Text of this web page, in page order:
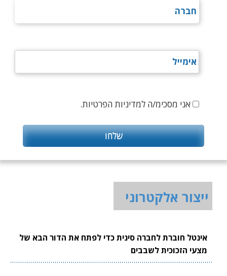
אני מסכימ/ה למדיניות הפרטיות.
ייצור אלקטרוני
אינטל חוברת לחברה סינית כדי לפתח את הדור הבא של
מצעי הזכוכית לשבבים